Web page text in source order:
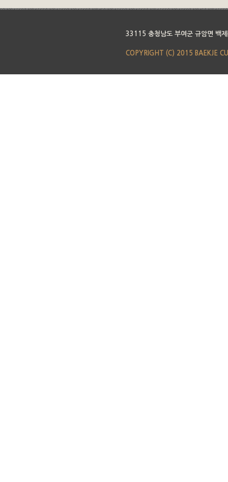
33115 충청남도 부여군 규암면 백
COPYRIGHT (C) 2015 BAEKJE